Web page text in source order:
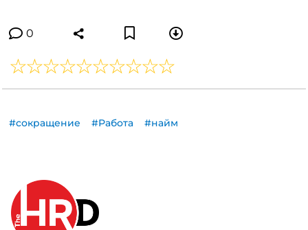
0
#сокращение #Работа #найм